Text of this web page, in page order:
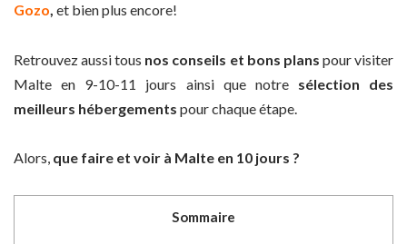
Gozo, et bien plus encore!
Retrouvez aussi tous nos conseils et bons plans pour visiter
Malte en 9-10-11 jours ainsi que notresélection des
meilleurs hébergements pour chaque étape.
Alors, que faire et voir à Malte en 10 jours ?
Sommaire